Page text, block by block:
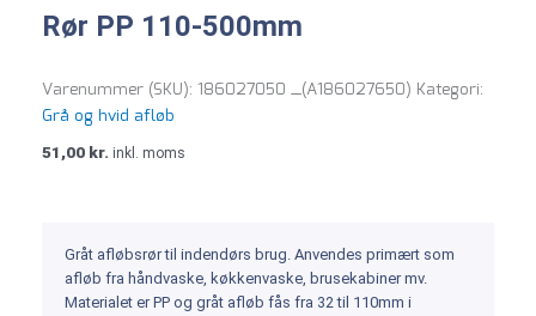
Rør PP 110-500mm
Varenummer (SKU): 186027050 _(A186027650) Kategori:
Grå og hvid afløb
51,00 kr. inkl. moms
Gråt afløbsrør til indendørs brug. Anvendes primært som
afløb fra håndvaske, køkkenvaske, brusekabiner mv.
Materialet er PP og gråt afløb fås fra 32 til 110mm i